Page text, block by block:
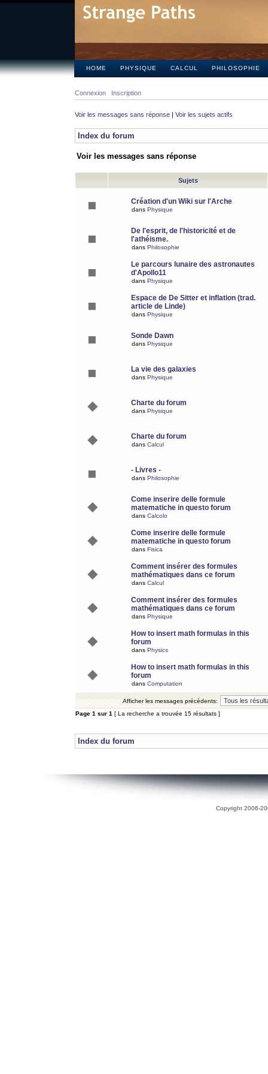
HOME PHYSIQUE CALCUL PHILOSOPHIE
Connexion Inscription
Voir les messages sans réponse | Voir les sujets actifs
Index du forum
Voir les messages sans réponse
Sujets
Création d'un Wiki sur l'Arche
dans Physique
De l'esprit, de l'historicité et de
l'athéisme.
dans Philosophie
Le parcours lunaire des astronautes
d'Apollo11
dans Physique
Espace de De Sitter et inflation (trad.
article de Linde)
dans Physique
Sonde Dawn
dans Physique
La vie des galaxies
dans Physique
Charte du forum
dans Physique
Charte du forum
dans Calcul
- Livres -
dans Philosophie
Come inserire delle formule
matematiche in questo forum
dans Calcolo
Come inserire delle formule
matematiche in questo forum
dans Fisica
Comment insérer des formules
mathématiques dans ce forum
dans Calcul
Comment insérer des formules
mathématiques dans ce forum
dans Physique
How to insert math formulas in this
forum
dans Physics
How to insert math formulas in this
forum
dans Computation
Afficher les messages précédents:
Page 1 sur 1 [ La recherche a trouvée 15 résultats ]
Index du forum
Copyright 2006-